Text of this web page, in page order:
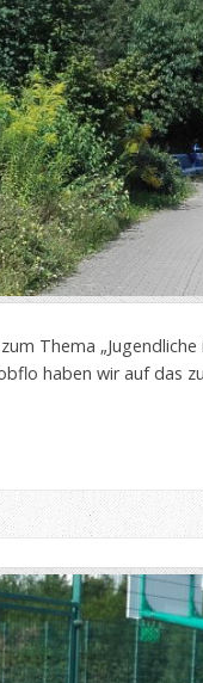
Thema
haben wir auf das